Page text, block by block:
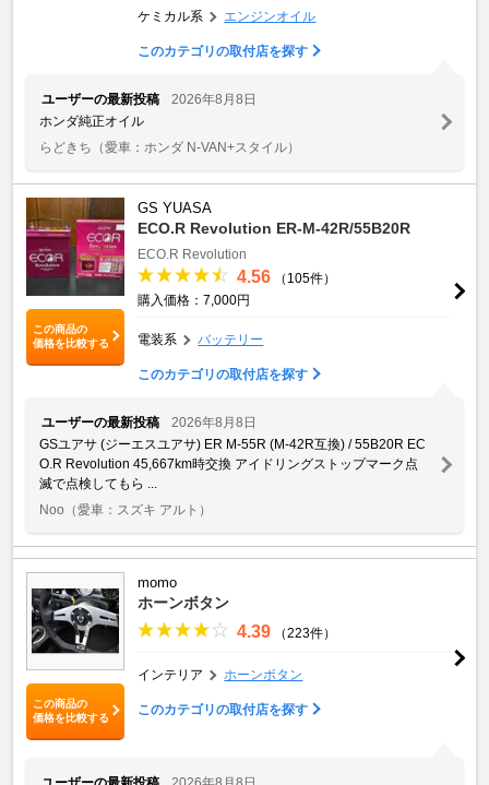
ケミカル系 エンジンオイル
このカテゴリの取付店を探す
ユーザーの最新投稿
2026年8月8日
ホンダ純正オイル
らどきち （愛車：ホンダ N-VAN+スタイル）
この商品の
価格を比較する
GS YUASA
ECO.R Revolution ER-M-42R/55B20R
ECO.R Revolution
4.56
（105件）
購入価格：7,000円
電装系 バッテリー
このカテゴリの取付店を探す
ユーザーの最新投稿
2026年8月8日
GSユアサ (ジーエスユアサ) ER M-55R (M-42R互換) / 55B20R EC
O.R Revolution 45,667km時交換 アイドリングストップマーク点
滅で点検してもら ...
Noo （愛車：スズキ アルト）
この商品の
価格を比較する
momo
ホーンボタン
4.39 （223件）
インテリア ホーンボタン
このカテゴリの取付店を探す